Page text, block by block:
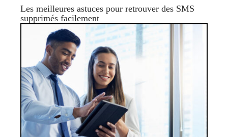
Les meilleures astuces pour retrouver des SMS
supprimés facilement